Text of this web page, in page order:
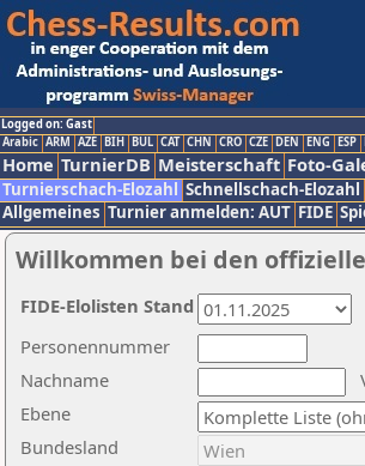
Logged on: Gast
Arabic ARM AZE BIH BUL CAT CHN CRO CZE DEN ENG ESP
Home TurnierDB Meisterschaft Foto-
Turnierschach-Elozahl Schnellschach-Elozahl
Allgemeines Turnier anmelden: AUT FIDE
Willkommen bei den
Nachname
Ebene
Personennummer
Bundesland
FIDE-Elolisten Stand